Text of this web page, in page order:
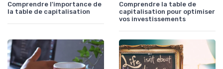
Comprendre l'importance de
la table de capitalisation
Comprendre la table de
capitalisation pour optimiser
vos investissements